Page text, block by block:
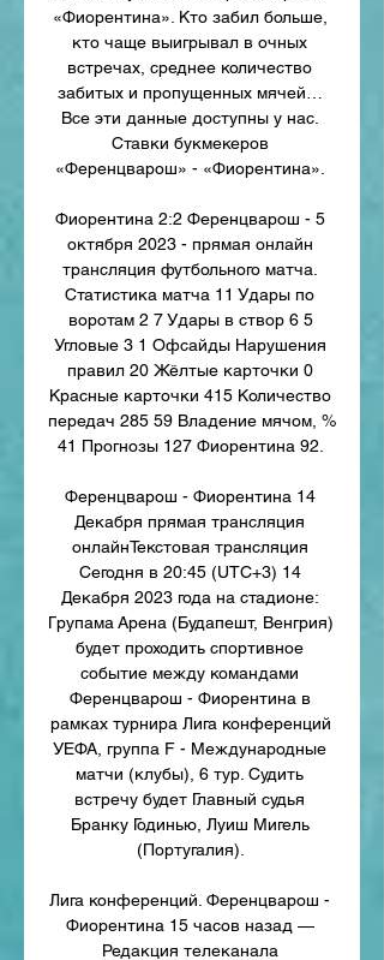
«Фиорентина». Кто забил больше,
кто чаще выигрывал в очных
встречах, среднее количество
забитых и пропущенных мячей…
Все эти данные доступны у нас.
Ставки букмекеров
«Ференцварош» - «Фиорентина».
Фиорентина 2:2 Ференцварош - 5
октября 2023 - прямая онлайн
трансляция футбольного матча.
Статистика матча 11 Удары по
воротам 2 7 Удары в створ 6 5
Угловые 3 1 Офсайды Нарушения
правил 20 Жёлтые карточки 0
Красные карточки 415 Количество
передач 285 59 Владение мячом, %
41 Прогнозы 127 Фиорентина 92.
Ференцварош - Фиорентина 14
Декабря прямая трансляция
онлайнТекстовая трансляция
Сегодня в 20:45 (UTC+3) 14
Декабря 2023 года на стадионе:
Групама Арена (Будапешт, Венгрия)
будет проходить спортивное
событие между командами
Ференцварош - Фиорентина в
рамках турнира Лига конференций
УЕФА, группа F - Международные
матчи (клубы), 6 тур. Судить
встречу будет Главный судья
Бранку Годинью, Луиш Мигель
(Португалия).
Лига конференций. Ференцварош -
Фиорентина 15 часов назад —
Редакция телеканала